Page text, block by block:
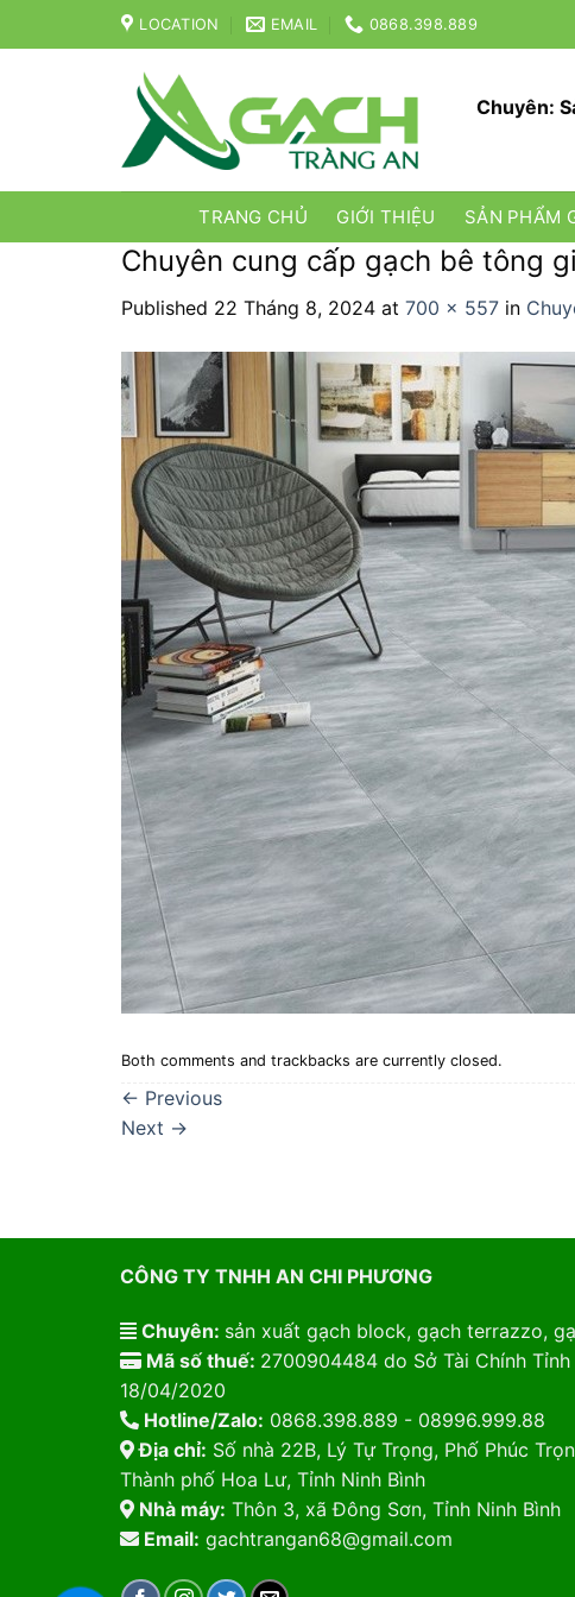
to
LOCATION EMAIL 0868.398.889
Chuyên:
TRANG CHỦ GIỚI THIỆU SẢN PHẨM
Chuyên cung cấp gạch bê tông
Published 22 Tháng 8, 2024 at 700 × 557 in
Both comments and trackbacks are currently closed.
← Previous
Next →
CÔNG TY TNHH AN CHI PHƯƠNG
Chuyên: sản xuất gạch block, gạch terrazzo,
Mã số thuế: 2700904484 do Sở Tài Chính
18/04/2020
Hotline/Zalo: 0868.398.889 - 08996.999.88
Địa chỉ: Số nhà 22B, Lý Tự Trọng, Phố Phúc
Thành phố Hoa Lư, Tỉnh Ninh Bình
Nhà máy: Thôn 3, xã Đông Sơn, Tỉnh Ninh Bình
Email: gachtrangan68@gmail.com